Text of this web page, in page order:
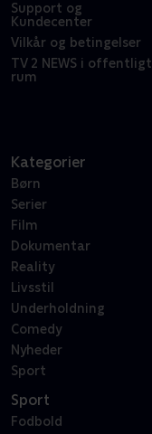
Support og
Kundecenter
Vilkår og betingelser
TV 2 NEWS i offentligt
rum
Kategorier
Børn
Serier
Film
Dokumentar
Reality
Livsstil
Underholdning
Comedy
Nyheder
Sport
Sport
Fodbold